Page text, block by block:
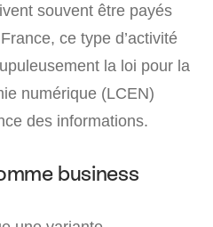
souvent être payés
ce type d’activité
la loi pour la
numérique (LCEN)
des informations.
business